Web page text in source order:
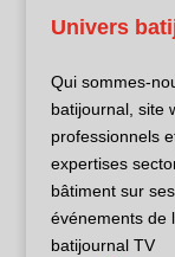
Univers
Qui sommes-
batijournal, site
professionnels
expertises
bâtiment sur
événements de
batijournal TV